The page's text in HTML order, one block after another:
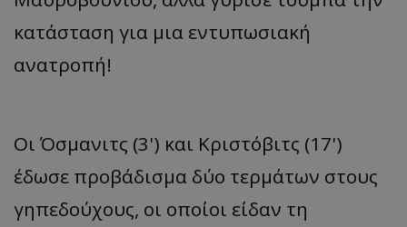
κατάσταση για μια εντυπωσιακή
ανατροπή!
Οι Όσμανιτς (3') και Κριστόβιτς (17')
έδωσε προβάδισμα δύο τερμάτων στους
γηπεδούχους, οι οποίοι είδαν τη